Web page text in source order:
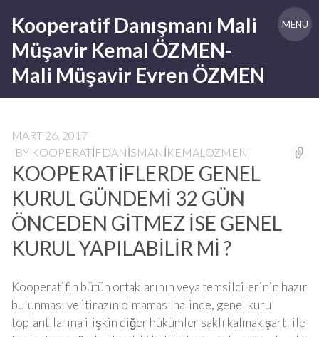
content
Kooperatif Danışmanı Mali
Müşavir Kemal ÖZMEN-
Mali Müşavir Evren ÖZMEN
MENU
MART 26, 2017
BY KOOPERATIFDANISMANIKEMALOZMEN
KOOPERATİFLERDE GENEL
KURUL GÜNDEMİ 32 GÜN
ÖNCEDEN GİTMEZ İSE GENEL
KURUL YAPILABİLİR Mİ ?
Kooperatifin bütün ortaklarının veya temsilcilerinin hazır
bulunması ve itirazın olmaması halinde, genel kurul
toplantılarına ilişkin diğer hükümler saklı kalmak şartı ile